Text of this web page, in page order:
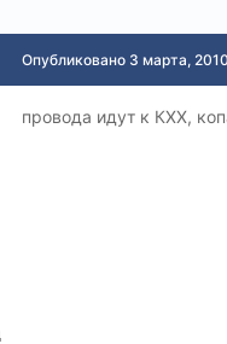
Опубликовано 3 марта, 2010
провода идут к КХХ,